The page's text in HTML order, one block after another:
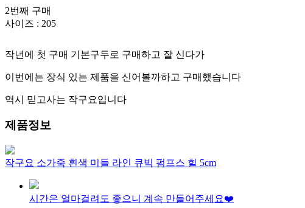
2번째 구매
사이즈 : 205
작년에 첫 구매 기본구두로 구매하고 잘 신다가
이번에는 장식 있는 제품을 신어볼까하고 구매했습니다
역시 믿고사는 작구요입니다
제품정보
작구요 소가죽 흰색 미들 라인 큐빅 펌프스 힐 5cm
시간은 얼마걸려도 좋으니 계속 만들어주세요❤️